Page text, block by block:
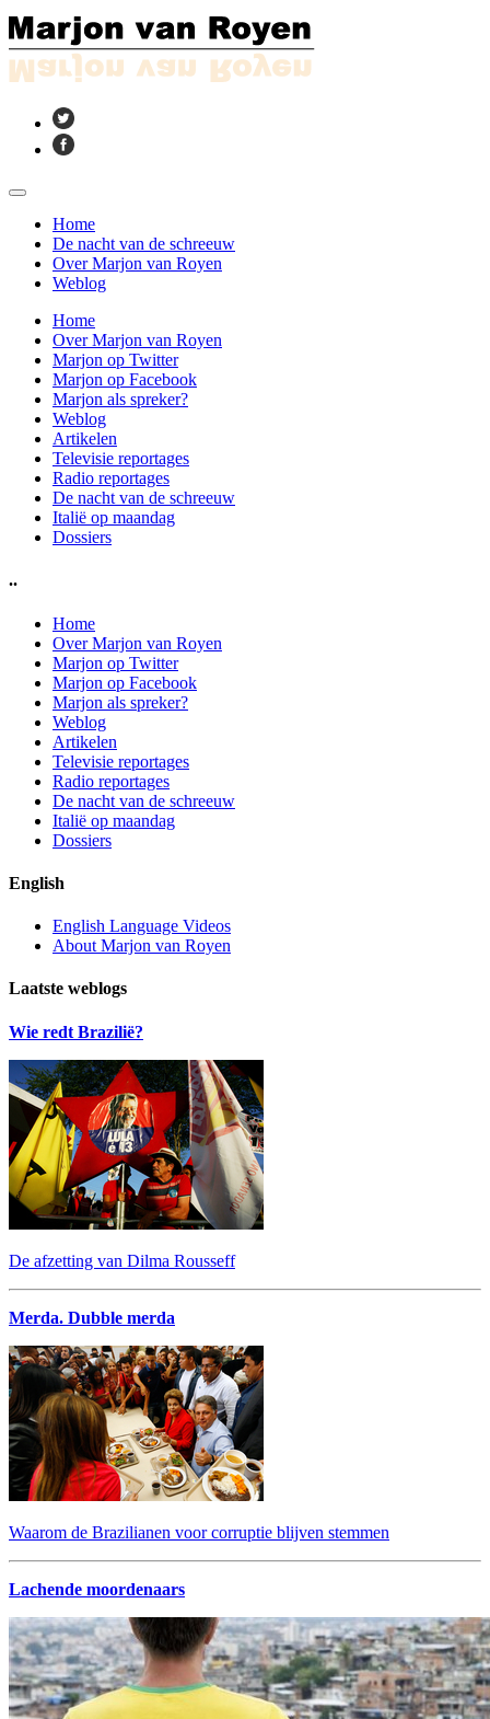
Home
De nacht van de schreeuw
Over Marjon van Royen
Weblog
Home
Over Marjon van Royen
Marjon op Twitter
Marjon op Facebook
Marjon als spreker?
Weblog
Artikelen
Televisie reportages
Radio reportages
De nacht van de schreeuw
Italië op maandag
Dossiers
..
Home
Over Marjon van Royen
Marjon op Twitter
Marjon op Facebook
Marjon als spreker?
Weblog
Artikelen
Televisie reportages
Radio reportages
De nacht van de schreeuw
Italië op maandag
Dossiers
English
English Language Videos
About Marjon van Royen
Laatste weblogs
Wie redt Brazilië?
De afzetting van Dilma Rousseff
Merda. Dubble merda
Waarom de Brazilianen voor corruptie blijven stemmen
Lachende moordenaars